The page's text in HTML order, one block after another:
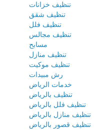
تنظيف خزانات
تنظيف شقق
تنظيف فلل
تنظيف مجالس
مسابح
تنظيف منازل
تنظيف موكيت
رش مبيدات
خدمات الرياض
تنظيف بالرياض
تنظيف فلل بالرياض
تنظيف منازل بالرياض
تنظيف قصور بالرياض